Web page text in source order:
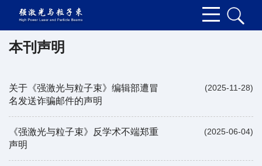
本刊声明
关于《强激光与粒子束》编辑部遭冒
名发送诈骗邮件的声明
(2025-11-28)
《强激光与粒子束》反学术不端郑重
声明
(2025-06-04)